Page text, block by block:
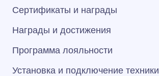
Сертификаты и награды
Награды и достижения
Программа лояльности
Установка и подключение техники